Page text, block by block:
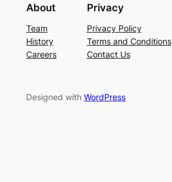
About
Team
History
Careers
Privacy
Privacy Policy
Terms and Conditions
Contact Us
Designed with WordPress